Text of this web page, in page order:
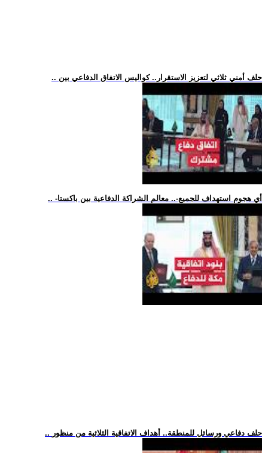
.. حلف أمني ثلاثي لتعزيز الاستقرار.. كواليس الاتفاق الدفاعي بين
.. -أي هجوم استهداف للجميع-.. معالم الشراكة الدفاعية بين باكستا
.. حلف دفاعي ورسائل للمنطقة.. أهداف الاتفاقية الثلاثية من منظور